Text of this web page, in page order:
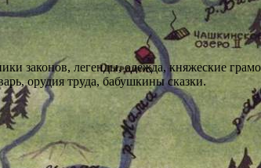
законов, легенды, одежда, княжеские
орудия труда, бабушкины сказки.